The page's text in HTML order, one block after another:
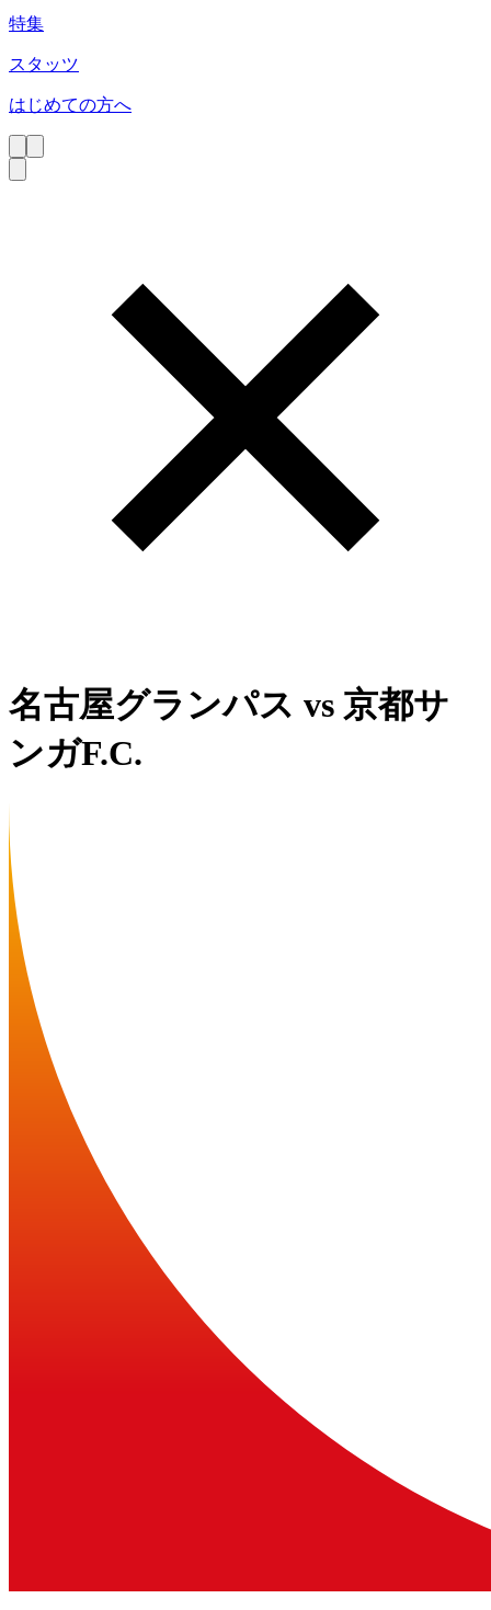
特集
スタッツ
はじめての方へ
名古屋グランパス vs 京都サ
ンガF.C.